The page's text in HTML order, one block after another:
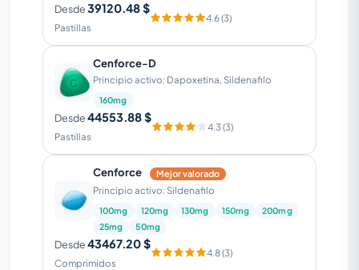
Desde39120.48 $
Pastillas
4.6 (3)
Cenforce-D
Principio activo: Dapoxetina, Sildenafilo
160mg
Desde44553.88 $
Pastillas
4.3 (3)
Cenforce Mejor valorado
Principio activo: Sildenafilo
100mg 120mg 130mg 150mg
200mg
25mg
50mg
Desde43467.20 $
Comprimidos
4.8 (3)